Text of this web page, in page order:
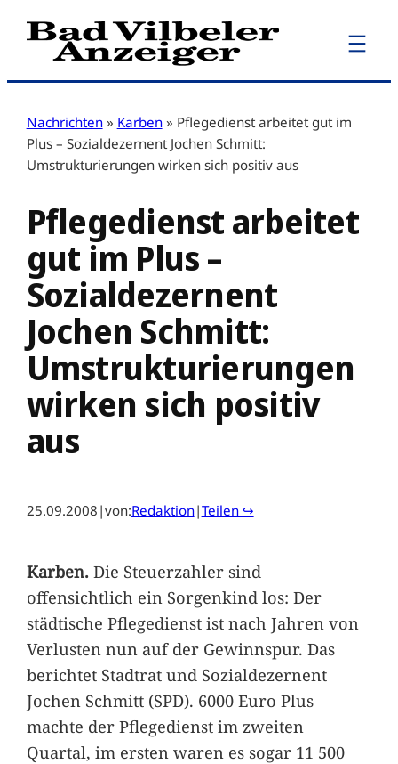
Zum
Inhalt
Nachrichten » Karben » Pflegedienst arbeitet gut im
Plus – Sozialdezernent Jochen Schmitt:
Umstrukturierungen wirken sich positiv aus
Pflegedienst arbeitet
gut im Plus –
Sozialdezernent
Jochen Schmitt:
Umstrukturierungen
wirken sich positiv
aus
25.09.2008 |von:Redaktion|Teilen ↪
Karben.Die Steuerzahler sind
offensichtlich ein Sorgenkind los: Der
städtische Pflegedienst ist nach Jahren von
Verlusten nun auf der Gewinnspur. Das
berichtet Stadtrat und Sozialdezernent
Jochen Schmitt (SPD). 6000 Euro Plus
machte der Pflegedienst im zweiten
Quartal, im ersten waren es sogar 11 500